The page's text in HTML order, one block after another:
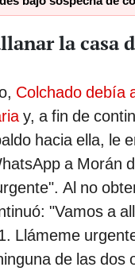
la casa
Colchado debía
y, a fin de
hacia ella, le
a Morán
Al no
"Vamos a
Llámeme
de las dos